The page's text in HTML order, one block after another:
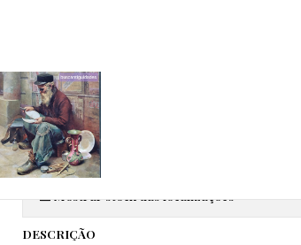
|
Pintura iconográfica
Quantidade
Mostrar stock das localizações
DESCRIÇÃO